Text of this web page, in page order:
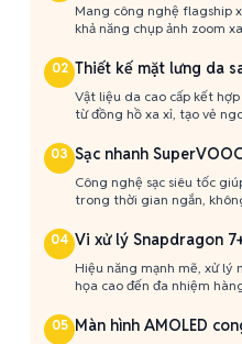
Mang công nghệ flagship
khả năng chụp ảnh zoom
02 Thiết kế mặt lưng da
Vật liệu da cao cấp kết
từ đồng hồ xa xỉ, tạo vẻ
03 Sạc nhanh
Công nghệ sạc siêu tốc
trong thời gian ngắn,
04 Vi xử lý Snapdragon
Hiệu năng mạnh mẽ, xử
họa cao đến đa nhiệm
05 Màn hình AMOLED